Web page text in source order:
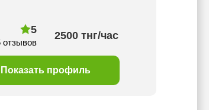
5
отзывов
2500 тнг/час
Показать профиль